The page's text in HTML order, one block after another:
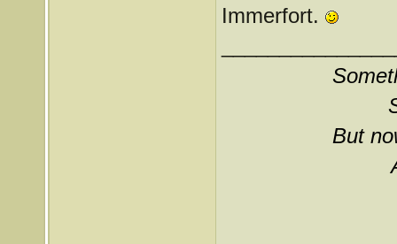
Immerfort.
But